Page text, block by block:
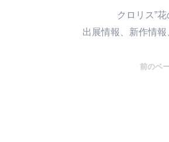
クロリス”
出展情報、新作情報、
前のペ